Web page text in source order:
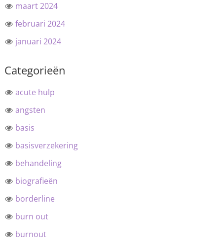
maart 2024
februari 2024
januari 2024
Categorieën
acute hulp
angsten
basis
basisverzekering
behandeling
biografieën
borderline
burn out
burnout